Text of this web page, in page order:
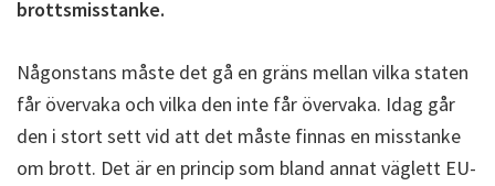
brottsmisstanke.
Någonstans måste det gå en gräns mellan vilka staten
får övervaka och vilka den inte får övervaka. Idag går
den i stort sett vid att det måste finnas en misstanke
om brott. Det är en princip som bland annat väglett EU-